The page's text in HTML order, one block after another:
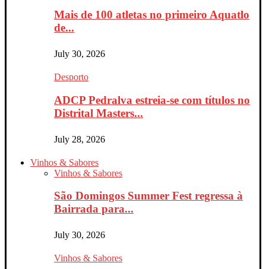
Mais de 100 atletas no primeiro Aquatlo
de...
July 30, 2026
Desporto
ADCP Pedralva estreia-se com títulos no
Distrital Masters...
July 28, 2026
Vinhos & Sabores
Vinhos & Sabores
São Domingos Summer Fest regressa à
Bairrada para...
July 30, 2026
Vinhos & Sabores